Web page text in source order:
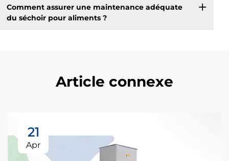
Comment assurer une maintenance adéquate
du séchoir pour aliments ?
Article connexe
21
Apr